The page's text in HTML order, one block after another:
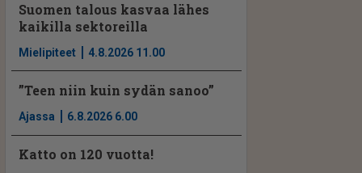
Suomen talous kasvaa lähes
kaikilla sektoreilla
Mielipiteet 4.8.2026 11.00
”Teen niin kuin sydän sanoo”
Ajassa 6.8.2026 6.00
Katto on 120 vuotta!